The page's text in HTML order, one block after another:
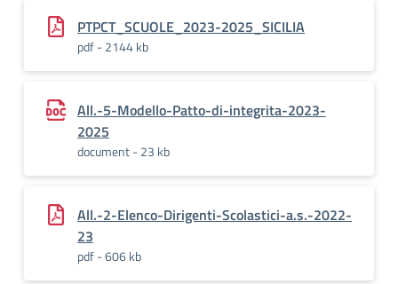
PTPCT_SCUOLE_2023-2025_SICILIA
pdf - 2144 kb
All.-5-Modello-Patto-di-integrita-2023-
2025
document - 23 kb
All.-2-Elenco-Dirigenti-Scolastici-a.s.-2022-
23
pdf - 606 kb